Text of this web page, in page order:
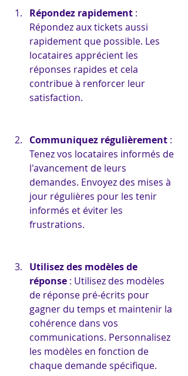
Répondez rapidement :
Répondez aux tickets aussi
rapidement que possible. Les
locataires apprécient les
réponses rapides et cela
contribue à renforcer leur
satisfaction.
Communiquez régulièrement :
Tenez vos locataires informés de
l'avancement de leurs
demandes. Envoyez des mises à
jour régulières pour les tenir
informés et éviter les
frustrations.
Utilisez des modèles de
réponse : Utilisez des modèles
de réponse pré-écrits pour
gagner du temps et maintenir la
cohérence dans vos
communications. Personnalisez
les modèles en fonction de
chaque demande spécifique.